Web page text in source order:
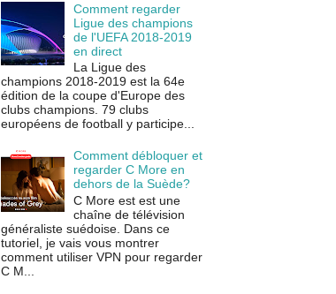
Comment regarder
Ligue des champions
de l'UEFA 2018-2019
en direct
La Ligue des
champions 2018-2019 est la 64e
édition de la coupe d'Europe des
clubs champions. 79 clubs
européens de football y participe...
Comment débloquer et
regarder C More en
dehors de la Suède?
C More est est une
chaîne de télévision
généraliste suédoise. Dans ce
tutoriel, je vais vous montrer
comment utiliser VPN pour regarder
C M...